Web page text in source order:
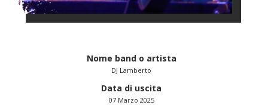
Nome band o artista
DJ Lamberto
Data di uscita
07 Marzo 2025